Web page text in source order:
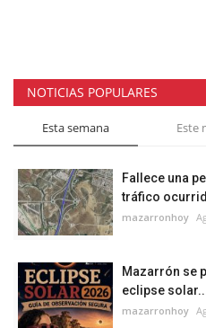
NOTICIAS POPULARES
Esta semana Este
Fallece una
tráfico
mazarronhoy
Mazarrón se
eclipse
mazarronhoy